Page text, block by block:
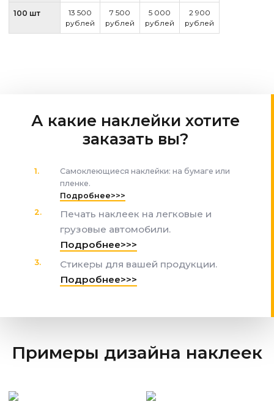
100 шт
13 500
рублей
7 500
рублей
5 000
рублей
2 900
рублей
А какие наклейки хотите
заказать вы?
Самоклеющиеся наклейки: на бумаге или
пленке.
Подробнее>>>
Печать наклеек на легковые и
грузовые автомобили.
Подробнее>>>
Стикеры для вашей продукции.
Подробнее>>>
Примеры дизайна наклеек